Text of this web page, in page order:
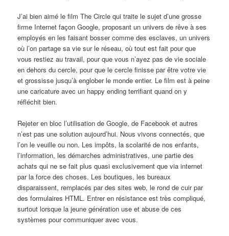
J’ai bien aimé le film The Circle qui traite le sujet d’une grosse
firme Internet façon Google, proposant un univers de rêve à ses
employés en les faisant bosser comme des esclaves, un univers
où l’on partage sa vie sur le réseau, où tout est fait pour que
vous restiez au travail, pour que vous n’ayez pas de vie sociale
en dehors du cercle, pour que le cercle finisse par être votre vie
et grossisse jusqu’à englober le monde entier. Le film est à peine
une caricature avec un happy ending terrifiant quand on y
réfléchit bien.
Rejeter en bloc l’utilisation de Google, de Facebook et autres
n’est pas une solution aujourd’hui. Nous vivons connectés, que
l’on le veuille ou non. Les impôts, la scolarité de nos enfants,
l’information, les démarches administratives, une partie des
achats qui ne se fait plus quasi exclusivement que via internet
par la force des choses. Les boutiques, les bureaux
disparaissent, remplacés par des sites web, le rond de cuir par
des formulaires HTML. Entrer en résistance est très compliqué,
surtout lorsque la jeune génération use et abuse de ces
systèmes pour communiquer avec vous.